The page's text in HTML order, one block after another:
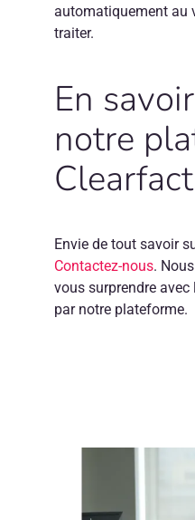
automatiquement au
traiter.
En
notre
Envie de tout savoir
Contactez-nous.
vous surprendre
par notre plateforme.